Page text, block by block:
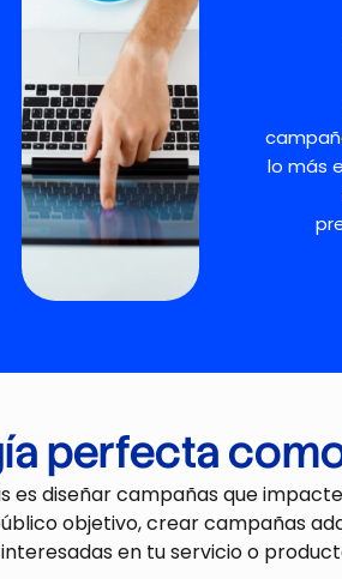
lo más
perfecta
esdiseñar campañas que
objetivo, crear campañas
en tu servicio o